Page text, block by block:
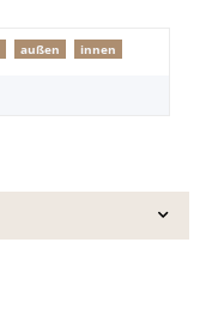
außen innen